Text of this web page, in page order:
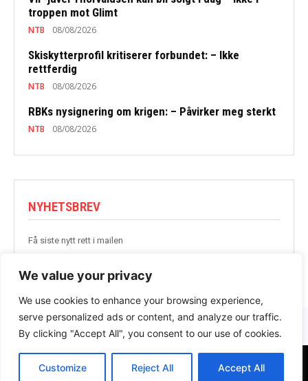
We value your privacy
We use cookies to enhance your browsing experience,
serve personalized ads or content, and analyze our traffic.
By clicking "Accept All", you consent to our use of cookies.
Customize Reject All Accept All
troppen mot Glimt
NTB 08/08/2026
Skiskytterprofil kritiserer forbundet: – Ikke
rettferdig
NTB 08/08/2026
RBKs nysignering om krigen: – Påvirker meg sterkt
NTB 08/08/2026
NYHETSBREV
Få siste nytt rett i mailen